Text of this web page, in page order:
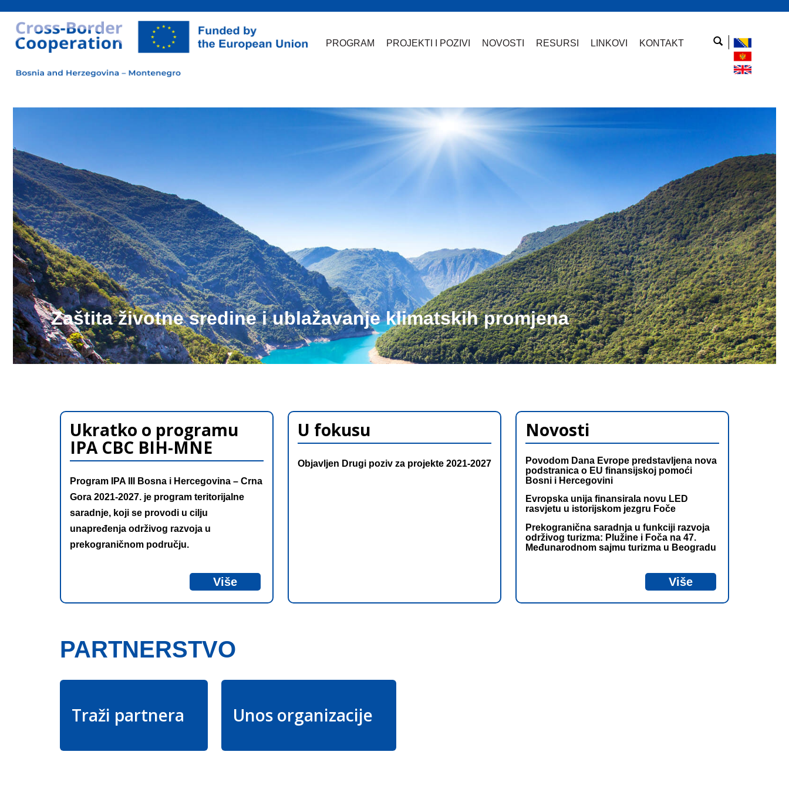
PROGRAM PROJEKTI I POZIVI NOVOSTI RESURSI LINKOVI KONTAKT
Zaštita životne sredine i ublažavanje klimatskih promjena
Ukratko o programu
IPA CBC BIH-MNE
Program IPA III Bosna i Hercegovina – Crna
Gora 2021-2027. je program teritorijalne
saradnje, koji se provodi u cilju
unapređenja održivog razvoja u
prekograničnom području.
Više
U fokusu
Objavljen Drugi poziv za projekte 2021-2027
Novosti
Povodom Dana Evrope predstavljena nova
podstranica o EU finansijskoj pomoći
Bosni i Hercegovini
Evropska unija finansirala novu LED
rasvjetu u istorijskom jezgru Foče
Prekogranična saradnja u funkciji razvoja
održivog turizma: Plužine i Foča na 47.
Međunarodnom sajmu turizma u Beogradu
Više
PARTNERSTVO
Traži partnera Unos organizacije